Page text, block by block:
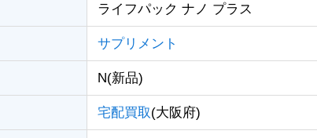
ライフパック ナノ プラス
サプリメント
N(新品)
宅配買取(大阪府)